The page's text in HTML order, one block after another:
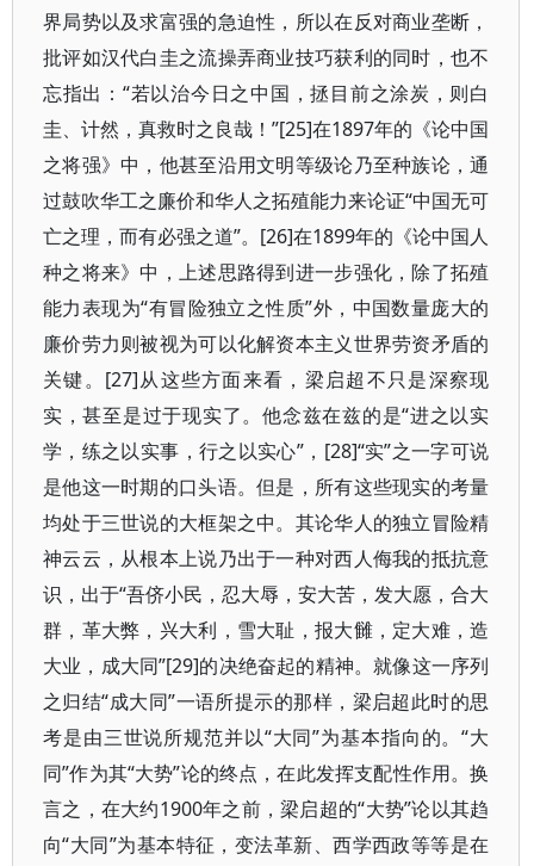
界局势以及求富强的急迫性，所以在反对商业垄断，
批评如汉代白圭之流操弄商业技巧获利的同时，也不
忘指出：“若以治今日之中国，拯目前之涂炭，则白
圭、计然，真救时之良哉！”[25]在1897年的《论中国
之将强》中，他甚至沿用文明等级论乃至种族论，通
过鼓吹华工之廉价和华人之拓殖能力来论证“中国无可
亡之理，而有必强之道”。[26]在1899年的《论中国人
种之将来》中，上述思路得到进一步强化，除了拓殖
能力表现为“有冒险独立之性质”外，中国数量庞大的
廉价劳力则被视为可以化解资本主义世界劳资矛盾的
关键。[27]从这些方面来看，梁启超不只是深察现
实，甚至是过于现实了。他念兹在兹的是“进之以实
学，练之以实事，行之以实心”，[28]“实”之一字可说
是他这一时期的口头语。但是，所有这些现实的考量
均处于三世说的大框架之中。其论华人的独立冒险精
神云云，从根本上说乃出于一种对西人侮我的抵抗意
识，出于“吾侪小民，忍大辱，安大苦，发大愿，合大
群，革大弊，兴大利，雪大耻，报大雠，定大难，造
大业，成大同”[29]的决绝奋起的精神。就像这一序列
之归结“成大同”一语所提示的那样，梁启超此时的思
考是由三世说所规范并以“大同”为基本指向的。“大
同”作为其“大势”论的终点，在此发挥支配性作用。换
言之，在大约1900年之前，梁启超的“大势”论以其趋
向“大同”为基本特征，变法革新、西学西政等等是在